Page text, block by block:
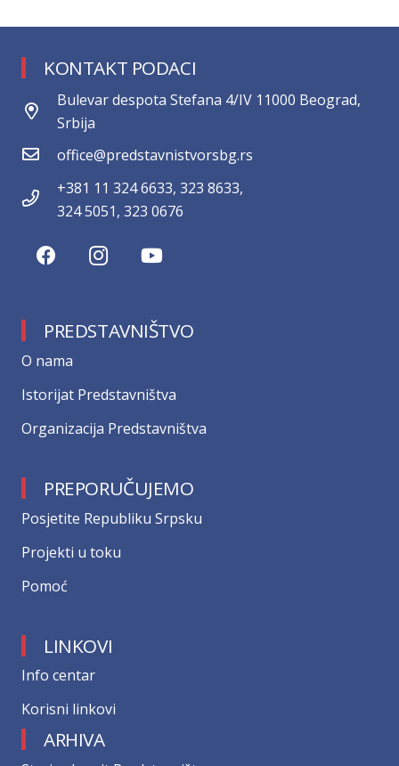
KONTAKT PODACI
Bulevar despota Stefana 4/IV 11000 Beograd,
Srbija
office@predstavnistvorsbg.rs
+381 11 324 6633, 323 8633,
324 5051, 323 0676
PREDSTAVNIŠTVO
О nama
Istorijat Predstavništva
Organizacija Predstavništva
PREPORUČUJEMO
Posjetite Republiku Srpsku
Projekti u toku
Pomoć
LINKOVI
Info centar
Korisni linkovi
ARHIVA